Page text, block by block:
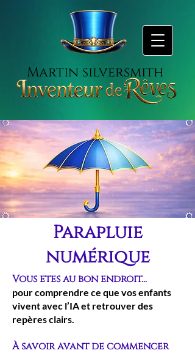
Martin silversmith
Parapluie
numérique
Vous êtes au bon endroit...
pour comprendre ce que vos enfants
vivent avec l’IA et retrouver des
repères clairs.
À savoir avant de commencer